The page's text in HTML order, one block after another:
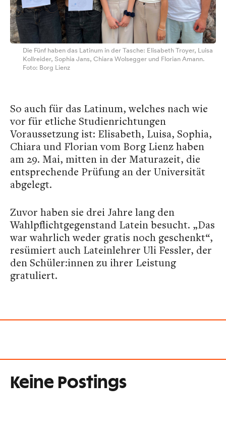
Die Fünf haben das Latinum in der Tasche: Elisabeth Troyer, Luisa
Kollreider, Sophia Jans, Chiara Wolsegger und Florian Amann.
Foto: Borg Lienz
So auch für das Latinum, welches nach wie
vor für etliche Studienrichtungen
Voraussetzung ist: Elisabeth, Luisa, Sophia,
Chiara und Florian vom Borg Lienz haben
am 29. Mai, mitten in der Maturazeit, die
entsprechende Prüfung an der Universität
abgelegt.
Zuvor haben sie drei Jahre lang den
Wahlpflichtgegenstand Latein besucht. „Das
war wahrlich weder gratis noch geschenkt“,
resümiert auch Lateinlehrer Uli Fessler, der
den Schüler:innen zu ihrer Leistung
gratuliert.
Keine Postings